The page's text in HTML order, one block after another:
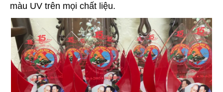
màu UV trên mọi chất liệu.